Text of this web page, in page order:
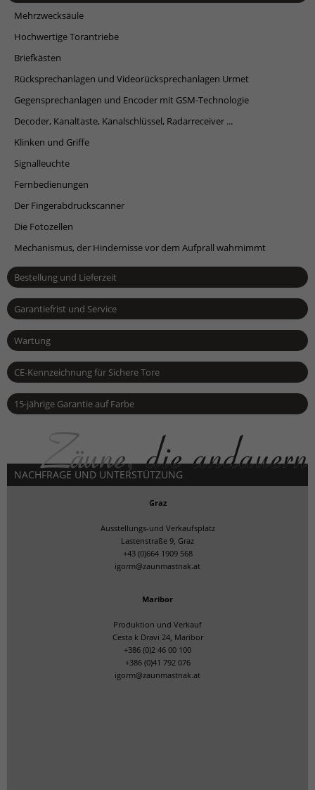
Mehrzwecksäule
Hochwertige Torantriebe
Briefkästen
Rücksprechanlagen und Videorücksprechanlagen Urmet
Gegensprechanlagen und Encoder mit GSM-Technologie
Decoder, Kanaltaste, Kanalschlüssel, Radarreceiver ...
Klinken und Griffe
Signalleuchte
Fernbedienungen
Der Fingerabdruckscanner
Die Fotozellen
Mechanismus, der Hindernisse vor dem Aufprall wahrnimmt
Bestellung und Lieferzeit
Garantiefrist und Service
Wartung
CE-Kennzeichnung für Sichere Tore
15-jährige Garantie auf Farbe
NACHFRAGE UND UNTERSTÜTZUNG
Graz
Ausstellungs-und Verkaufsplatz
Lastenstraße 9, Graz
+43 (0)664 1909 568
igorm@zaunmastnak.at
Maribor
Produktion und Verkauf
Cesta k Dravi 24, Maribor
+386 (0)2 46 00 100
+386 (0)41 792 076
igorm@zaunmastnak.at